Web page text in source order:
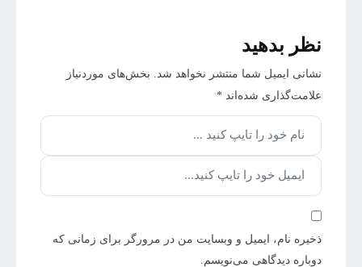
نظر بدهید
نشانی ایمیل شما منتشر نخواهد شد.
بخش‌های موردنیاز
علامت‌گذاری شده‌اند *
ذخیره نام، ایمیل و وبسایت من در مرورگر برای زمانی که
دوباره دیدگاهی می‌نویسم.